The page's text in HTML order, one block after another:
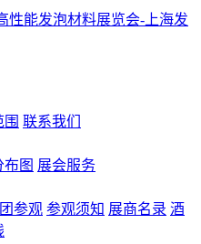
围 联系我们
布图 展会服务
参观 参观须知 展商名录 酒